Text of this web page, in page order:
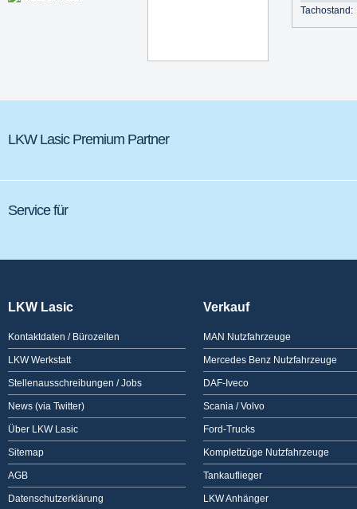
Tachostand:
LKW Lasic Premium Partner
Service für
LKW Lasic
Kontaktdaten / Bürozeiten
LKW Werkstatt
Stellenausschreibungen / Jobs
News (via Twitter)
Über LKW Lasic
Sitemap
AGB
Datenschutzerklärung
Verkauf
MAN Nutzfahrzeuge
Mercedes Benz Nutzfahrzeuge
DAF-Iveco
Scania / Volvo
Ford-Trucks
Komplettzüge Nutzfahrzeuge
Tankauflieger
LKW Anhänger